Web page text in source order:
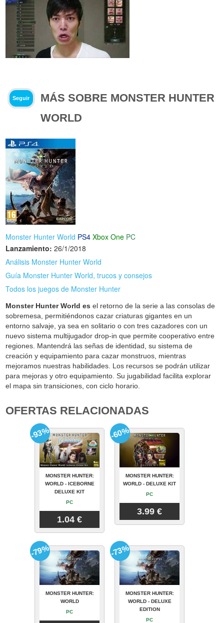
Seguir
MÁS SOBRE MONSTER HUNTER
WORLD
Monster Hunter World PS4 Xbox One PC
Lanzamiento: 26/1/2018
Análisis Monster Hunter World
Guía Monster Hunter World, trucos y consejos
Todos los juegos de Monster Hunter
Monster Hunter World es el retorno de la serie a las consolas de
sobremesa, permitiéndonos cazar criaturas gigantes en un
entorno salvaje, ya sea en solitario o con tres cazadores con un
nuevo sistema multijugador drop-in que permite cooperativo entre
regiones. Mantendrá las señas de identidad, su sistema de
creación y equipamiento para cazar monstruos, mientras
mejoramos nuestras habilidades. Los recursos se podrán utilizar
para mejoras y otro equipamiento. Su jugabilidad facilita explorar
el mapa sin transiciones, con ciclo horario.
OFERTAS RELACIONADAS
MONSTER HUNTER:
WORLD - ICEBORNE
DELUXE KIT
PC
1.04 €
-93%
MONSTER HUNTER:
WORLD - DELUXE KIT
PC
3.99 €
-60%
MONSTER HUNTER:
WORLD
PC
-79%
MONSTER HUNTER:
WORLD - DELUXE
EDITION
PC
-73%